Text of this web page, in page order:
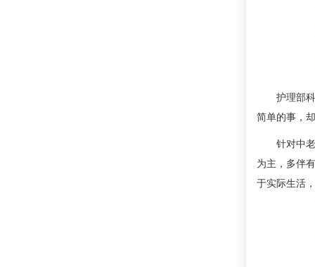
护理部科
简单的事，
针对中老
为主，多伴
于实际生活